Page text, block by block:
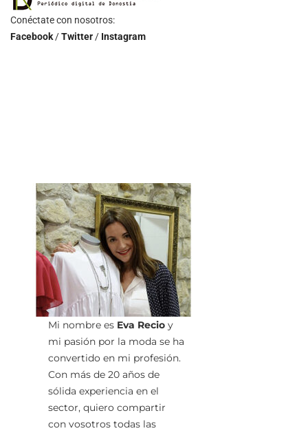
Conéctate con nosotros:
Facebook /Twitter / Instagram
Mi nombre es Eva Recio y
mi pasión por la moda se ha
convertido en mi profesión.
Con más de 20 años de
sólida experiencia en el
sector, quiero compartir
con vosotros todas las